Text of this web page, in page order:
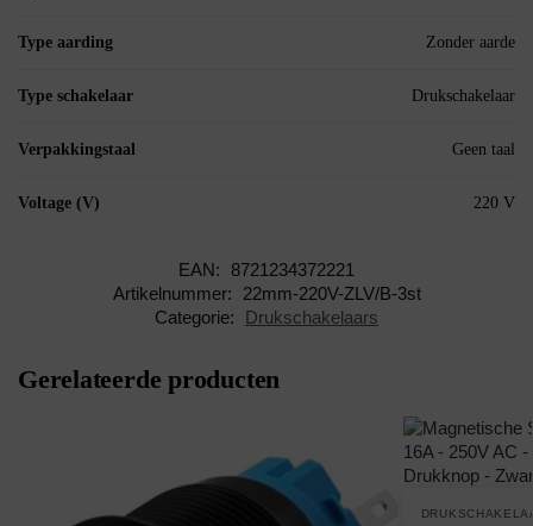
Type aarding Zonder aarde
Type schakelaar Drukschakelaar
Verpakkingstaal Geen taal
Voltage (V) 220 V
EAN:
8721234372221
Artikelnummer:
22mm-220V-ZLV/B-3st
Categorie:
Drukschakelaars
Gerelateerde producten